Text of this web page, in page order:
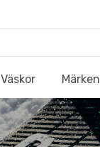
Väskor Märken